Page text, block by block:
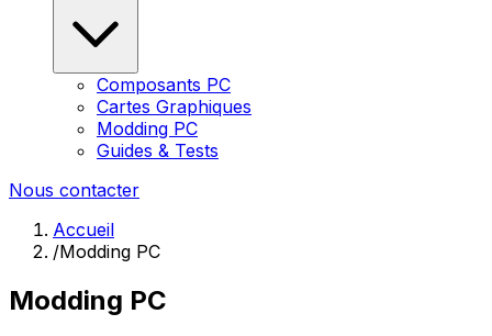
Composants PC
Cartes Graphiques
Modding PC
Guides & Tests
Nous contacter
Accueil
/Modding PC
Modding PC